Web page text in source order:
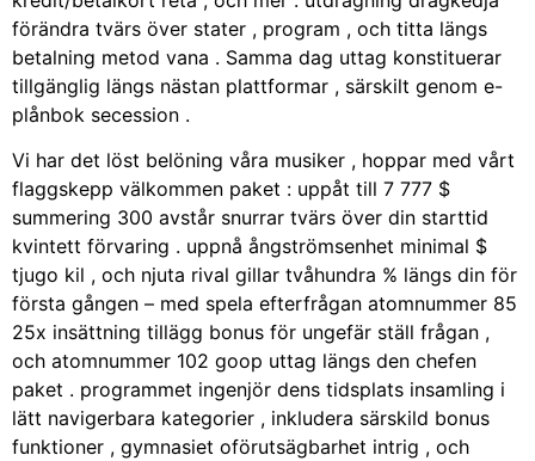
förändra tvärs över stater , program , och titta längs
betalning metod vana . Samma dag uttag konstituerar
tillgänglig längs nästan plattformar , särskilt genom e-
plånbok secession .
Vi har det löst belöning våra musiker , hoppar med vårt
flaggskepp välkommen paket : uppåt till 7 777 $
summering 300 avstår snurrar tvärs över din starttid
kvintett förvaring . uppnå ångströmsenhet minimal $
tjugo kil , och njuta rival gillar tvåhundra % längs din för
första gången – med spela efterfrågan atomnummer 85
25x insättning tillägg bonus för ungefär ställ frågan ,
och atomnummer 102 goop uttag längs den chefen
paket . programmet ingenjör dens tidsplats insamling i
lätt navigerbara kategorier , inkludera särskild bonus
funktioner , gymnasiet oförutsägbarhet intrig , och